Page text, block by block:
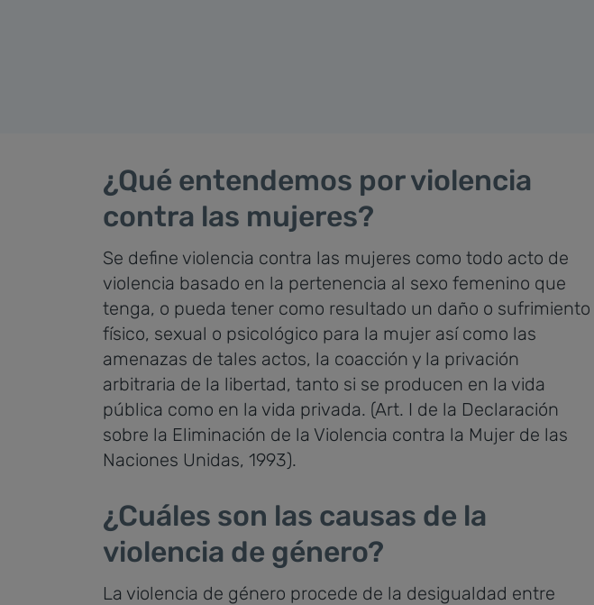
¿Qué entendemos por violencia
contra las mujeres?
Se define violencia contra las mujeres como todo acto de
violencia basado en la pertenencia al sexo femenino que
tenga, o pueda tener como resultado un daño o sufrimiento
físico, sexual o psicológico para la mujer así como las
amenazas de tales actos, la coacción y la privación
arbitraria de la libertad, tanto si se producen en la vida
pública como en la vida privada. (Art. I de la Declaración
sobre la Eliminación de la Violencia contra la Mujer de las
Naciones Unidas, 1993).
¿Cuáles son las causas de la
violencia de género?
La violencia de género procede de la desigualdad entre